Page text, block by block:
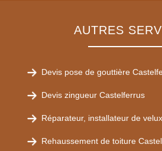
AUTRES
Devis pose de gouttière
Devis zingueur Castelferrus
Réparateur, installateur de
Rehaussement de toiture